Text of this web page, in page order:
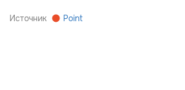
Источник Point